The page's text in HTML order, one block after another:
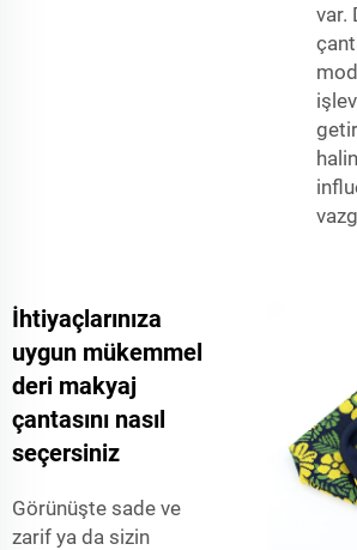
var.
İhtiyaçlarınıza
uygun mükemmel
deri makyaj
çantasını nasıl
seçersiniz
Görünüşte sade ve
zarif ya da sizin